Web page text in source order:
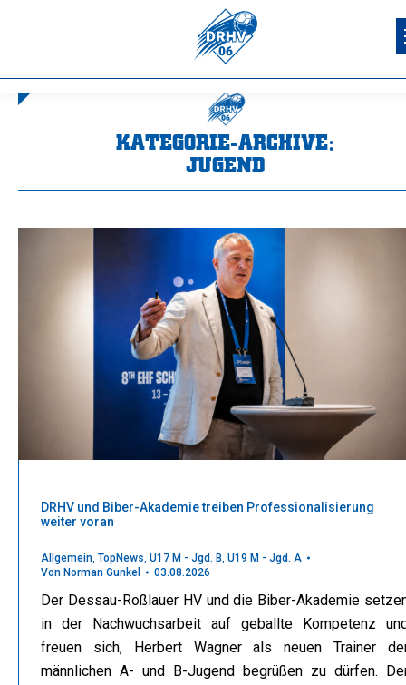
KATEGORIE-ARCHIVE:
JUGEND
DRHV und Biber-Akademie treiben Professionalisierung
weiter voran
Allgemein, TopNews, U17 M - Jgd. B, U19 M - Jgd. A
Von Norman Gunkel 03.08.2026
Der Dessau-Roßlauer HV und die Biber-Akademie
in der Nachwuchsarbeit auf geballte Kompetenz
freuen sich, Herbert Wagner als neuen Trainer
männlichen A- und B-Jugend begrüßen zu dürfen.